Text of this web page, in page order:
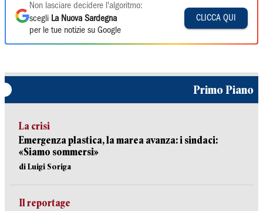
Non lasciare decidere l'algoritmo:
scegli La Nuova Sardegna
per le tue notizie su Google
CLICCA QUI
Primo Piano
La crisi
Emergenza plastica, la marea avanza: i sindaci:
«Siamo sommersi»
di Luigi Soriga
Il reportage